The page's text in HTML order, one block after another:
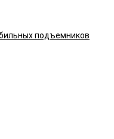
подъемников